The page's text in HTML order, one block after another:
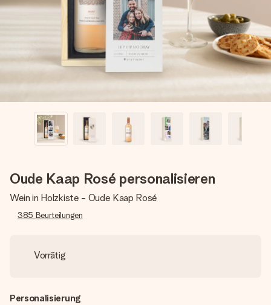
Montag - Freitag : 8:30 - 17:00 Uhr
Samstag - Sonntag : 8:30 - 13:00 Uhr
Oude Kaap Rosé personalisieren
Wein in Holzkiste - Oude Kaap Rosé
385 Beurteilungen
Vorrätig
Personalisierung